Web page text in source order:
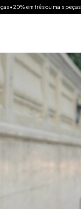
• 20% em três ou mais peças